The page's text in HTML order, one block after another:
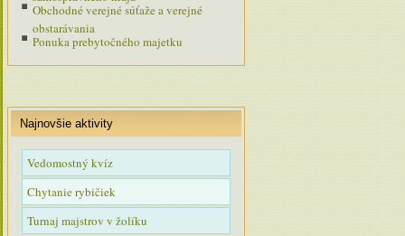
Obchodné verejné súťaže a verejné
obstarávania
Ponuka prebytočného majetku
Najnovšie aktivity
Vedomostný kvíz
Chytanie rybičiek
Turnaj majstrov v žolíku